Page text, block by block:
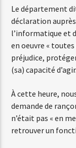
Le département
déclaration
l’informatique et
en oeuvre «
préjudice,
(sa) capacité
À cette heure,
demande de
n’était pas « en
retrouver un